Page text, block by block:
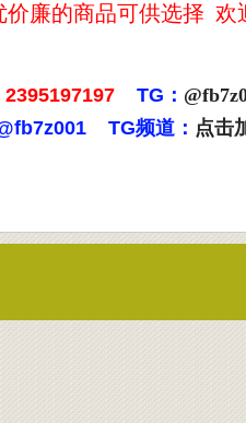
价廉的商品可供选择 欢
TG：
TG频道： 点击